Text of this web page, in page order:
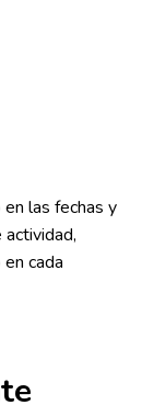
las fechas y
cada